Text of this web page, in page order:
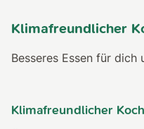
Klimafreundlicher
Besseres Essen für dich
Klimafreundlicher